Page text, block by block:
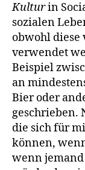
Kulturin
sozialen
obwohl diese
verwendet
Beispiel
an
Bier oder
geschrieben.
die sich für
können,
wenn